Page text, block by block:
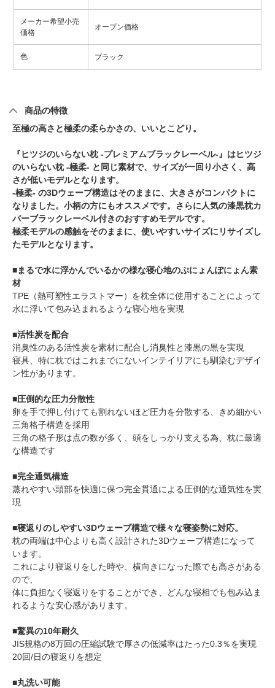
メーカー希望小売
価格
オープン価格
色 ブラック
商品の特徴
至極の高さと極柔の柔らかさの、いいとこどり。
『ヒツジのいらない枕 -プレミアムブラックレーベル-』はヒツジ
のいらない枕 -極柔- と同じ素材で、サイズが一回り小さく、高
さが低いモデルとなります。
-極柔- の3Dウェーブ構造はそのままに、大きさがコンパクトに
なりました。小柄の方にもオススメです。 さらに人気の漆黒枕カ
バーブラックレーベル付きのおすすめモデルです。
極柔モデルの感触をそのままに、使いやすいサイズにリサイズし
たモデルとなります。
■まるで水に浮かんでいるかの様な寝心地のぷにょんぽにょん素
材
TPE（熱可塑性エラストマー）を枕全体に使用することによって
水に浮いて包み込まれるような寝心地を実現
■活性炭を配合
消臭性のある活性炭を素材に配合し消臭性と漆黒の黒を実現
寝具、特に枕ではこれまでにないインテイリアにも馴染むデザイ
ン性があります。
■圧倒的な圧力分散性
卵を手で押し付けても割れないほど圧力を分散する、きめ細かい
三角格子構造を採用
三角の格子形は点の数が多く、頭をしっかり支える為、枕に最適
な構造です
■完全通気構造
蒸れやすい頭部を快適に保つ完全貫通による圧倒的な通気性を実
現
■寝返りのしやすい3Dウェーブ構造で様々な寝姿勢に対応。
枕の両端は中心よりも高く設計された3Dウェーブ構造になって
います。
これにより寝返りをした時や、横向きになった際でも高さがある
ので、
体に負担なく寝返りをすることができ、どんな寝相でも包み込ま
れるような安心感があります。
■驚異の10年耐久
JIS規格の8万回の圧縮試験で厚さの低減率はたった0.3％を実現
20回/日の寝返りを想定
■丸洗い可能